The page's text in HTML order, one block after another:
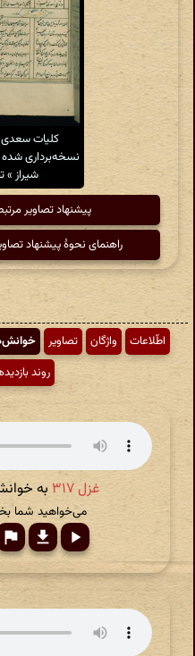
کلیات
شیراز »
پیشنهاد تصاویر
راهنمای نحوهٔ پیشنهاد
اطّلاعات واژگان تصاویر
روند
غزل ۳۱۷ به
می‌خواهید شما